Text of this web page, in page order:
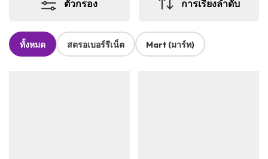
ตัวกรอง การเรียงลำดับ
ทั้งหมด สตรอเบอร์รีเน็ต Mart (มาร์ท)